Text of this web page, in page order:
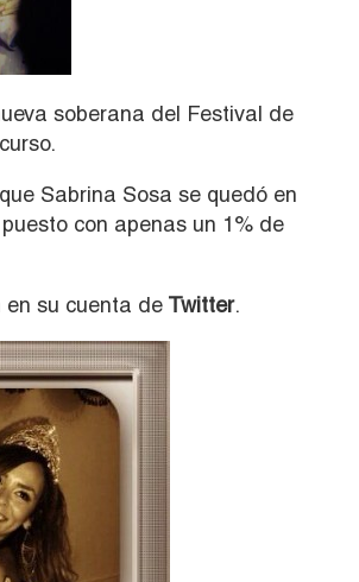
soberana del Festival de
Sabrina Sosa se quedó en
con apenas un 1% de
su cuenta de Twitter.